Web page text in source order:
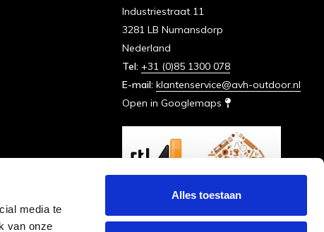
media te
van onze
Alles toestaan
Industriestraat 11
3281 LB Numansdorp
Nederland
Tel: +31 (0)85 1300 078
E-mail: klantenservice@avh-outdoor.nl
Open in Googlemaps